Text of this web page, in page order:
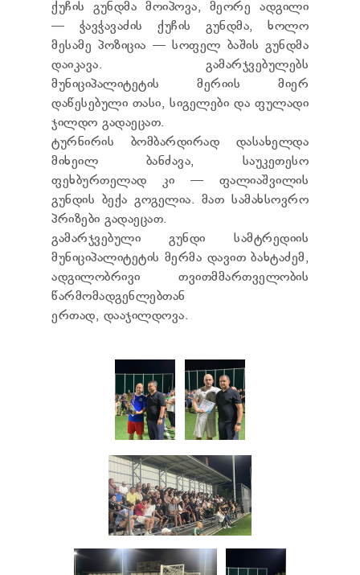
ᲢᲔᲜᲓᲔᲠᲔᲑᲘ
ᲞᲠᲔᲖᲘᲓᲔᲜᲢᲘᲡᲗᲕᲘᲡ ᲓᲐ
ᲞᲐᲠᲚᲐᲛᲔᲜᲢᲘᲡᲗᲕᲘᲡ ᲬᲐᲠᲡᲐᲓᲒᲔᲜᲘ ᲐᲜᲒᲐᲠᲘᲨᲘ
ᲡᲐᲯᲐᲠᲝ ᲘᲜᲤᲝᲠᲛᲐᲪᲘᲘᲡ ᲛᲝᲗᲮᲝᲕᲜᲐ
ᲞᲔᲠᲡᲝᲜᲐᲚᲣᲠ ᲛᲝᲜᲐᲪᲔᲛᲗᲐ ᲓᲐᲪᲕᲘᲡ
ᲝᲤᲘᲪᲔᲠᲘ
ᲡᲐᲛᲐᲠᲗᲚᲔᲑᲠᲘᲕᲘ ᲒᲐᲓᲐᲬᲧᲕᲔᲢᲘᲚᲔᲑᲔᲑᲘ
ᲒᲐᲡᲐᲩᲘᲕᲠᲔᲑᲘᲡ ᲬᲔᲡᲔᲑᲘ
ქუჩის გუნდმა მოიპოვა, მეორე ადგილი
— ჭავჭავაძის ქუჩის გუნდმა, ხოლო
მესამე პოზიცია — სოფელ ბაშის გუნდმა
დაიკავა. გამარჯვებულებს
მუნიციპალიტეტის მერიის მიერ
დაწესებული თასი, სიგელები და ფულადი
ჯილდო გადაეცათ.
ტურნირის ბომბარდირად დასახელდა
მიხეილ ბანძავა, საუკეთესო
ფეხბურთელად კი — ფალიაშვილის
გუნდის ბექა გოგელია. მათ სამახსოვრო
პრიზები გადაეცათ.
გამარჯვებული გუნდი სამტრედიის
მუნიციპალიტეტის მერმა დავით ბახტაძემ,
ადგილობრივი თვითმმართველობის
წარმომადგენლებთან
ერთად, დააჯილდოვა.